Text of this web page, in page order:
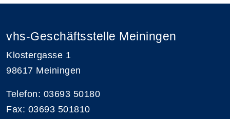
vhs-Geschäftsstelle Meiningen
Klostergasse 1
98617 Meiningen
Telefon: 03693 50180
Fax: 03693 501810